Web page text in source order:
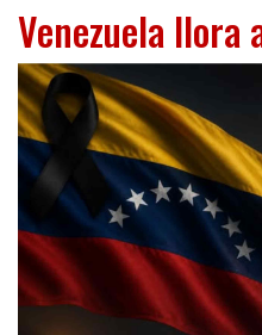
Venezuela llora